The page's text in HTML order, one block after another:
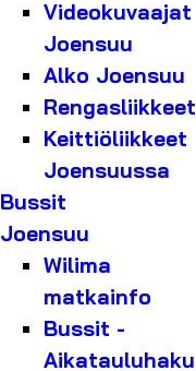
Videokuvaajat
Joensuu
Alko Joensuu
Rengasliikkeet
Keittiöliikkeet
Joensuussa
Bussit
Joensuu
Wilima
matkainfo
Bussit -
Aikatauluhaku